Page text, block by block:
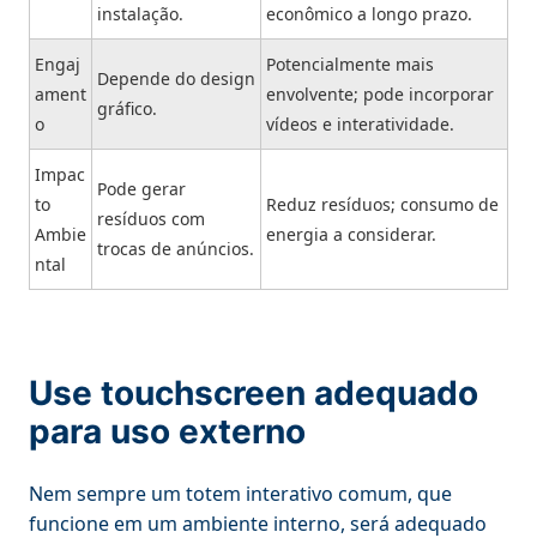
instalação.
econômico a longo prazo.
Engaj
ament
o
Depende do design
gráfico.
Potencialmente mais
envolvente; pode incorporar
vídeos e interatividade.
Impac
to
Ambie
ntal
Pode gerar
resíduos com
trocas de anúncios.
Reduz resíduos; consumo de
energia a considerar.
Use touchscreen adequado
para uso externo
Nem sempre um totem interativo comum, que
funcione em um ambiente interno, será adequado